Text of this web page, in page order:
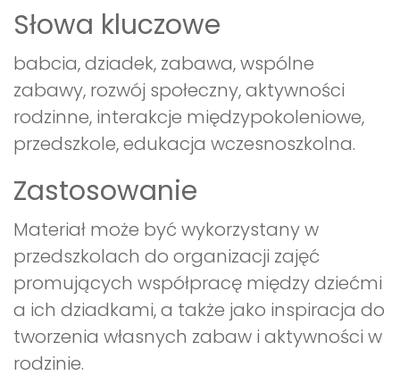
Słowa kluczowe
babcia, dziadek, zabawa, wspólne
zabawy, rozwój społeczny, aktywności
rodzinne, interakcje międzypokoleniowe,
przedszkole, edukacja wczesnoszkolna.
Zastosowanie
Materiał może być wykorzystany w
przedszkolach do organizacji zajęć
promujących współpracę między dziećmi
a ich dziadkami, a także jako inspiracja do
tworzenia własnych zabaw i aktywności w
rodzinie.